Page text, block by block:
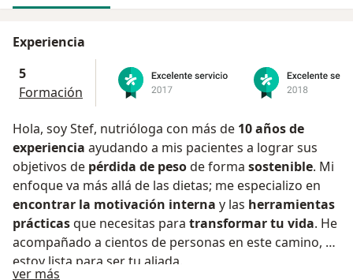
Experiencia
5
Formación
Hola, soy Stef, nutrióloga con más de 10 años de
experiencia ayudando a mis pacientes a lograr sus
objetivos de pérdida de pesode forma sostenible. Mi
enfoque va más allá de las dietas; me especializo en
encontrar la motivación interna y las herramientas
prácticasque necesitas para transformar tu vida. He
acompañado a cientos de personas en este camino, y
estoy lista para ser tu aliada.
ver más